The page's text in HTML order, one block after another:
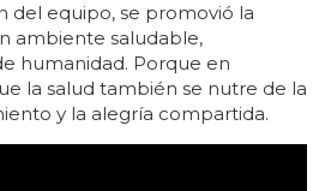
del equipo, se promovió la
ambiente saludable,
humanidad. Porque en
la salud también se nutre de la
y la alegría compartida.